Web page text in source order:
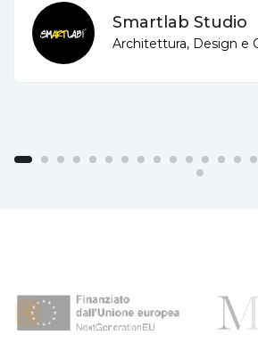
Smartlab Studio
Architettura, Design e